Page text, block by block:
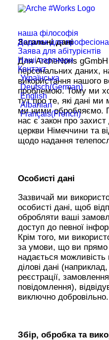
наша філософія
Додаток для
Заява для абітурієнтів
Наші партнери
Контакт
Українська
Deutsch(German)
English
Albanian
Français(French)
Загальні дані
Для ArcheNoris
персональних даних,
використання нашого
проблемою. Тому ми
тут про те, які дані
ми ними обробляємо.
нас є закон про
церкви Німеччини та
щодо надання
Особисті дані
Зазвичай ми
особисті дані, щоб
обробляти ваші
доступ до певної
Крім того, ми
за умови, що ви
надається можливість
ділові дані
реєстрації,
повідомлення),
виключно добровільно.
Збір, обробка та